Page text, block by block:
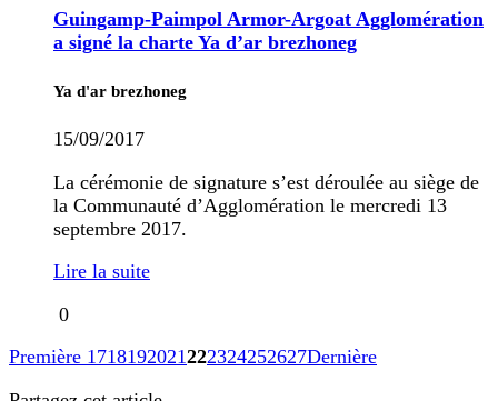
Guingamp-Paimpol Armor-Argoat Agglomération
a signé la charte Ya d’ar brezhoneg
Ya d'ar brezhoneg
15/09/2017
La cérémonie de signature s’est déroulée au siège de
la Communauté d’Agglomération le mercredi 13
septembre 2017.
Lire la suite
0
Première 1718192021222324252627Dernière